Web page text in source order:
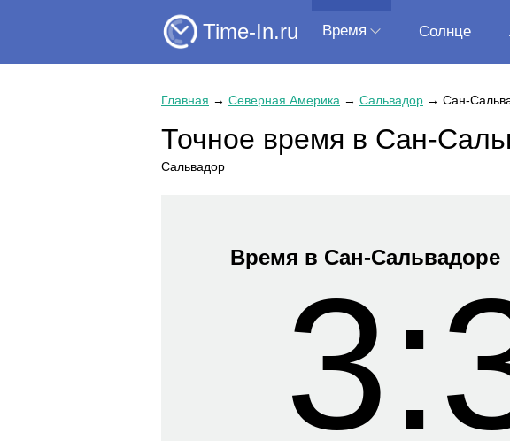
Time-In.ru Время Солнце
Главная → Северная Америка → Сальвадор → Сан-
Точное время в Сан-
Сальвадор
Время в Сан-Сальвадоре